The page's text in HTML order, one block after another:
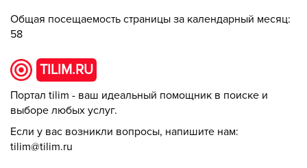
Общая посещаемость страницы за календарный месяц:
58
TILIM.RU
Портал tilim - ваш идеальный помощник в поиске и
выборе любых услуг.
Если у вас возникли вопросы, напишите нам:
tilim@tilim.ru